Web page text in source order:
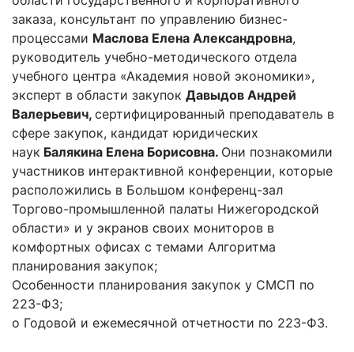
заказа, консультант по управлению бизнес-
процессами Маслова Елена Александровна,
руководитель учебно-методического отдела
учебного центра «Академия новой экономики»,
эксперт в области закупок Давыдов Андрей
Валерьевич, сертифицированный преподаватель в
сфере закупок, кандидат юридических
наук Балякина Елена Борисовна. Они познакомили
участников интерактивной конференции, которые
расположились в Большом конференц-зал
Торгово-промышленной палаты Нижегородской
области» и у экранов своих мониторов в
комфортных офисах с темами Алгоритма
планирования закупок;
Особенности планирования закупок у СМСП по
223-ФЗ;
о Годовой и ежемесячной отчетности по 223-ФЗ.